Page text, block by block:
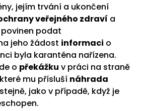
jejím trvání a ukončení
veřejného zdraví a
podat
jeho žádost informaci o
byla karanténa nařízena.
o překážku v práci na straně
mu přísluší náhrada
jako v případě, když je